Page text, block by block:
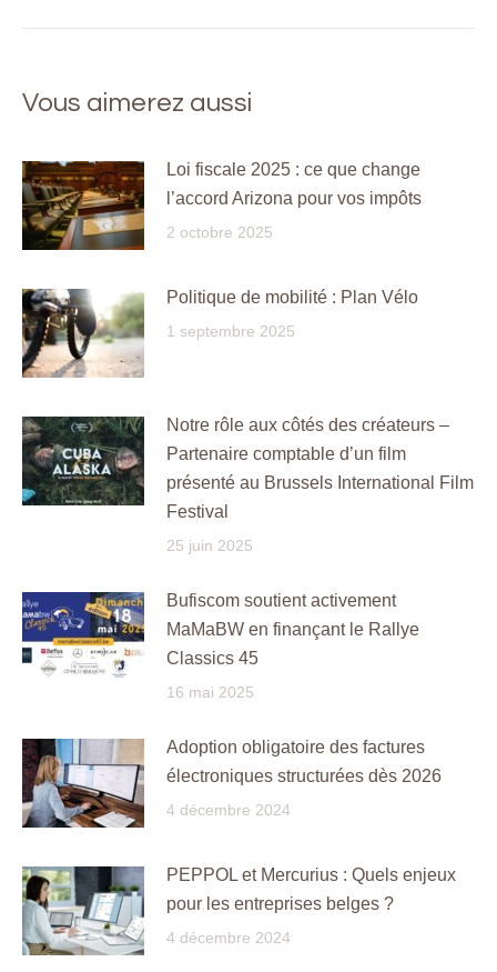
Vous aimerez aussi
Loi fiscale 2025 : ce que change
l’accord Arizona pour vos impôts
2 octobre 2025
Politique de mobilité : Plan Vélo
1 septembre 2025
Notre rôle aux côtés des créateurs –
Partenaire comptable d’un film
présenté au Brussels International Film
Festival
25 juin 2025
Bufiscom soutient activement
MaMaBW en finançant le Rallye
Classics 45
16 mai 2025
Adoption obligatoire des factures
électroniques structurées dès 2026
4 décembre 2024
PEPPOL et Mercurius : Quels enjeux
pour les entreprises belges ?
4 décembre 2024